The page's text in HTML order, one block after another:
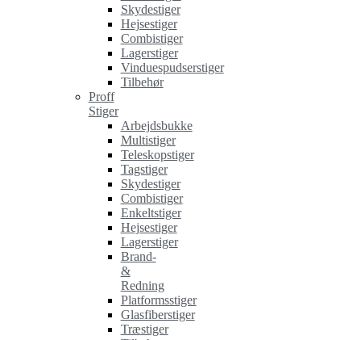
Skydestiger
Hejsestiger
Combistiger
Lagerstiger
Vinduespudserstiger
Tilbehør
Proff
Stiger
Arbejdsbukke
Multistiger
Teleskopstiger
Tagstiger
Skydestiger
Combistiger
Enkeltstiger
Hejsestiger
Lagerstiger
Brand-
&
Redning
Platformsstiger
Glasfiberstiger
Træstiger